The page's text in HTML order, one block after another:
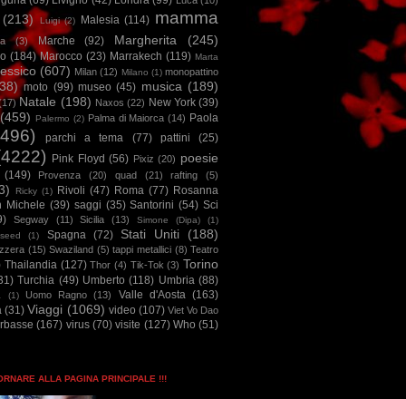
(213) Luigi (2) Malesia (114) mamma
(3) Marche (92) Margherita (245)
(184) Marocco (23) Marrakech (119) Marta
(607) Milan (12) Milano (1) monopattino
moto (99) museo (45) musica (189)
Natale (198) Naxos (22) New York (39)
(459) Palermo (2) Palma di Maiorca (14) Paola
parchi a tema (77) pattini (25)
Pink Floyd (56) Pixiz (20) poesie
(149) Provenza (20) quad (21) rafting (5)
Ricky (1) Rivoli (47) Roma (77) Rosanna
Michele (39) saggi (35) Santorini (54) Sci
Segway (11) Sicilia (13) Simone (Dipa)
(1)
(1) Spagna (72) Stati Uniti (188)
(15) Swaziland (5) tappi metallici (8) Teatro
Thailandia (127) Thor (4) Tik-Tok (3) Torino
Turchia (49) Umberto (118) Umbria (88)
(1) Uomo Ragno (13) Valle d'Aosta (163)
(31) Viaggi (1069) video (107) Viet Vo Dao
(167) virus (70) visite (127) Who (51)
ALLA PAGINA PRINCIPALE !!!